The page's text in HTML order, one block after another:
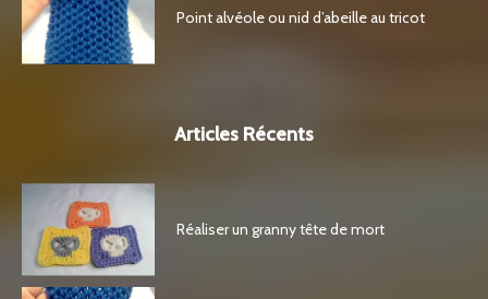
Point alvéole ou nid d’abeille au tricot
Articles Récents
Réaliser un granny tête de mort